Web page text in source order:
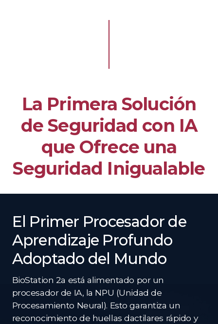
La Primera Solución
de Seguridad con IA
que Ofrece una
Seguridad Inigualable
El Primer Procesador de
Aprendizaje Profundo
Adoptado del Mundo
BioStation 2a está alimentado por un
procesador de IA, la NPU (Unidad de
Procesamiento Neural). Esto garantiza un
reconocimiento de huellas dactilares rápido y